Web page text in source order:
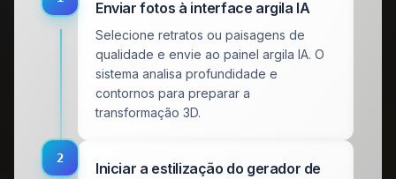
Enviar fotos à interface argila IA
Selecione retratos ou paisagens de
qualidade e envie ao painel argila IA. O
sistema analisa profundidade e
contornos para preparar a
transformação 3D.
2
Iniciar a estilização do gerador de